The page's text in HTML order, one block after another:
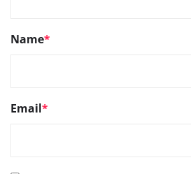
Name*
Email*